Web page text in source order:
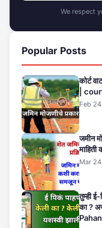
We respect
Popular Posts
कोर्ट
|
Feb
जमीन
Mar
तुम्ही
का ?